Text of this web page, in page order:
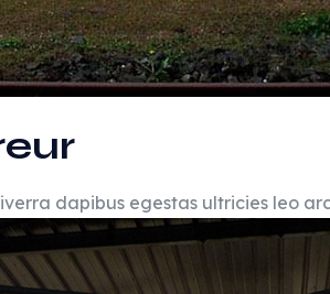
dapibus egestas ultricies leo